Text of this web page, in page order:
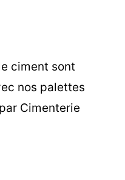
ciment sont
nos palettes
Cimenterie